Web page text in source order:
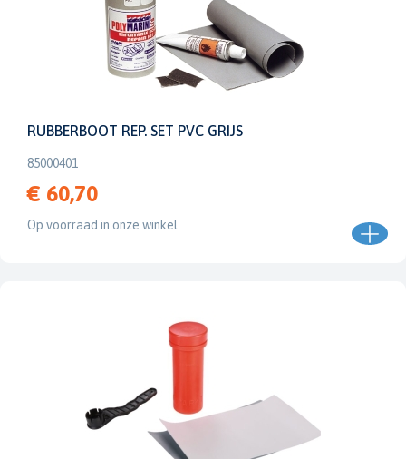
RUBBERBOOT REP. SET PVC GRIJS
85000401
€ 60,70
Op voorraad in onze winkel